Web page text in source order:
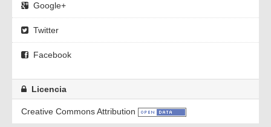
Google+
Twitter
Facebook
Licencia
Creative Commons Attribution